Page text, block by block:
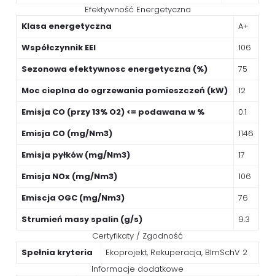
Efektywność Energetyczna
Klasa energetyczna
A+
Współczynnik EEI
106
Sezonowa efektywnosc energetyczna (%)
75
Moc cieplna do ogrzewania pomieszczeń (kW)
12
Emisja CO (przy 13% O2) <= podawana w %
0.1
Emisja CO (mg/Nm3)
1146
Emisja pyłków (mg/Nm3)
17
Emisja NOx (mg/Nm3)
106
Emiscja OGC (mg/Nm3)
76
Strumień masy spalin (g/s)
9.3
Certyfikaty / Zgodność
Spełnia kryteria
Ekoprojekt, Rekuperacja, BImSchV 2
Informacje dodatkowe